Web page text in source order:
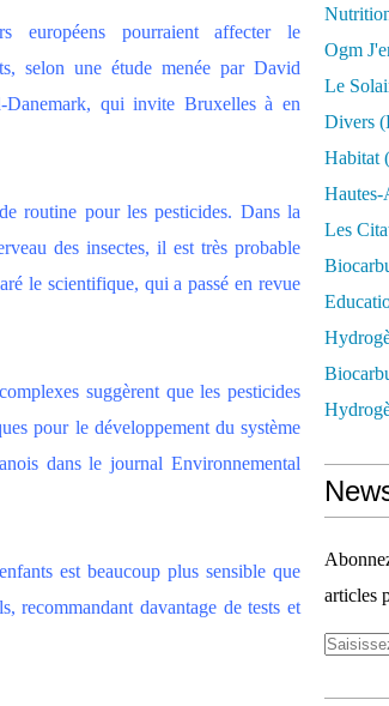
européens pourraient affecter le
selon une étude menée par David
qui invite Bruxelles à en
routine pour les pesticides. Dans la
des insectes, il est très probable
le scientifique, qui a passé en revue
suggèrent que les pesticides
pour le développement du système
dans le journal Environnemental
est beaucoup plus sensible que
recommandant davantage de tests et
Ogm
Le
Divers
Habitat
Hautes-
Les
articles